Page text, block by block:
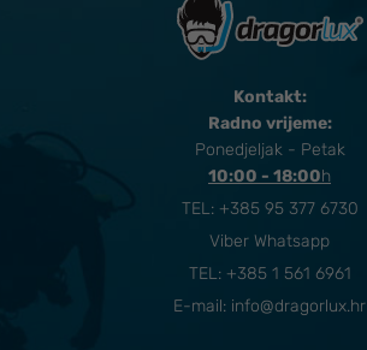
Kontakt:
Radno vrijeme:
Ponedjeljak - Petak
10:00 - 18:00​h
TEL: +385 95 377 6730
Viber Whatsapp
TEL: +385 1 561 6961
E-mail: info@dragorlux.hr